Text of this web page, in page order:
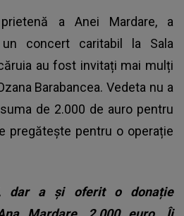
a Anei Mardare, a
concert caritabil la Sala
au fost invitați mai mulți
Barabancea. Vedeta nu a
de 2.000 de auro pentru
pregătește pentru o operație
dar a și oferit o donație